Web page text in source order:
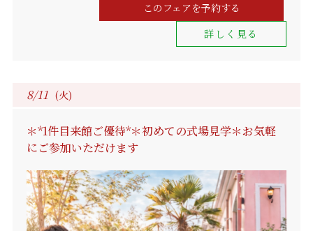
このフェアを予約する
詳しく見る
8/11 (火)
＊*1件目来館ご優待*＊初めての式場見学＊お気軽
にご参加いただけます